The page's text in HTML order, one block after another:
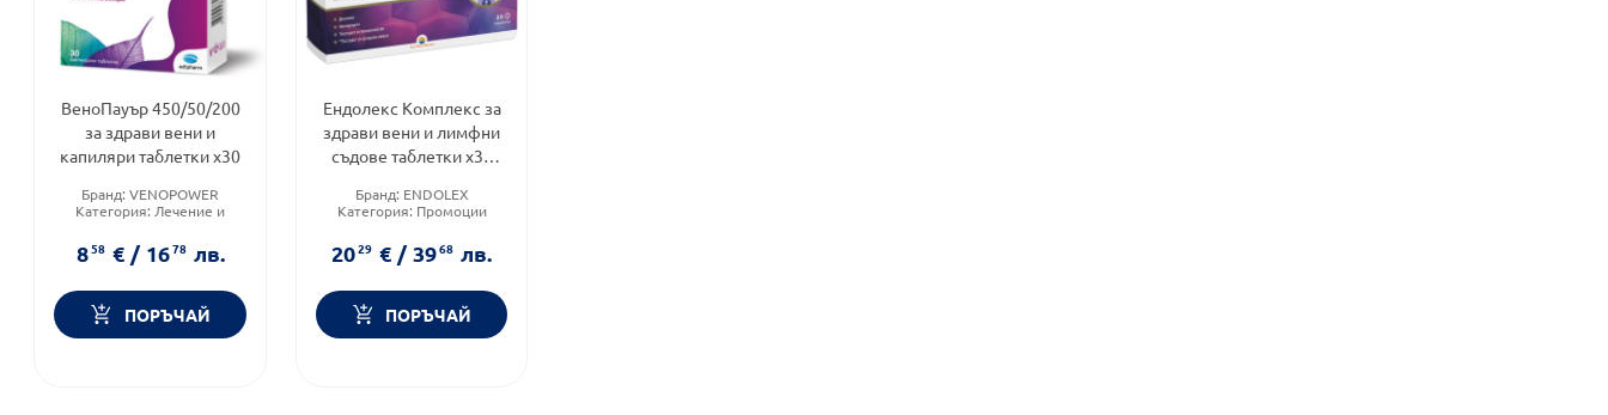
ВеноПауър 450/50/200
за здрави вени и
капиляри таблетки х30
Бранд:VENOPOWER
Категория: Лечение и
Форма на продукта:
таблетки
858 € / 1678 лв.
ПОРЪЧАЙ
Ендолекс Комплекс за
здрави вени и лимфни
съдове таблетки х30
Бранд: ENDOLEX
Категория: Промоции
таблетки
2029 € / 3968 лв.
ПОРЪЧАЙ